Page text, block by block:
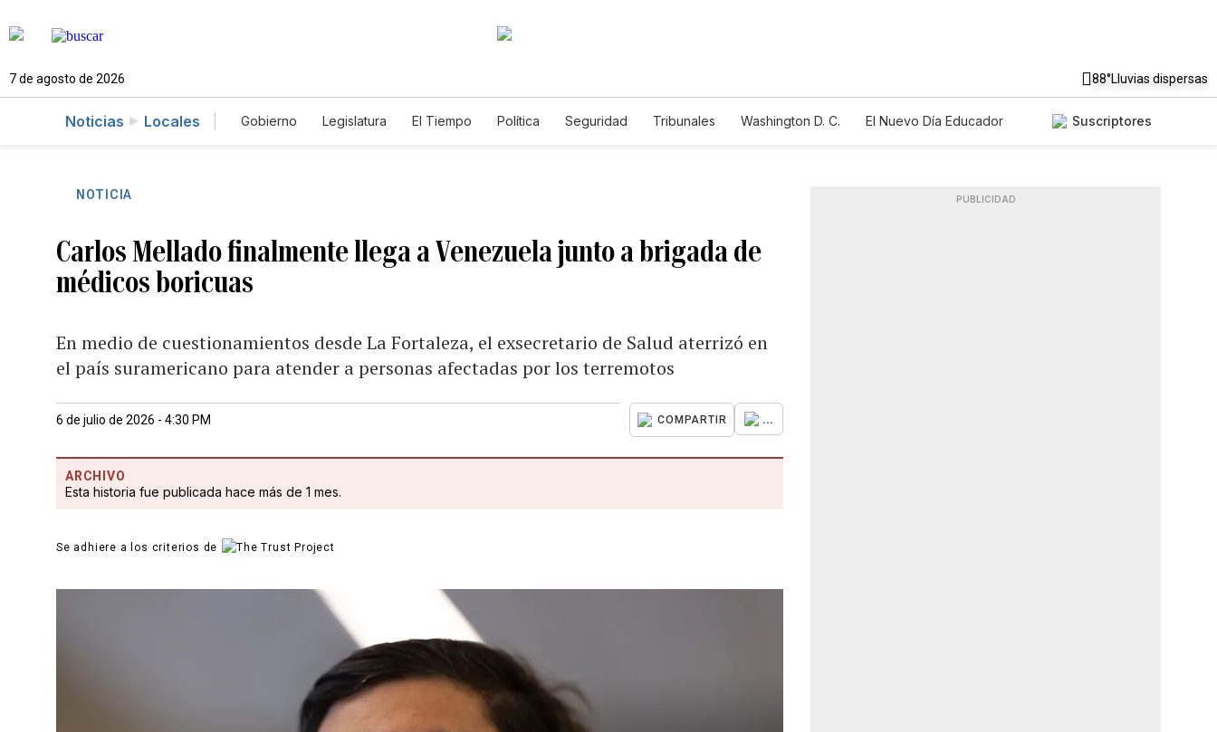
7 de agosto de 2026 88°Lluvias dispersas
Noticias Locales Gobierno Legislatura El Tiempo Política Seguridad Tribunales Washington D. C.
El Nuevo Día Educador
Suscriptores
NOTICIA
Carlos Mellado finalmente llega a Venezuela junto a brigada de
médicos boricuas
En medio de cuestionamientos desde La Fortaleza, el exsecretario de Salud aterrizó en
el país suramericano para atender a personas afectadas por los terremotos
6 de julio de 2026 - 4:30 PM COMPARTIR ...
ARCHIVO
Esta historia fue publicada hace más de 1 mes.
Se adhiere a los criterios de
PUBLICIDAD